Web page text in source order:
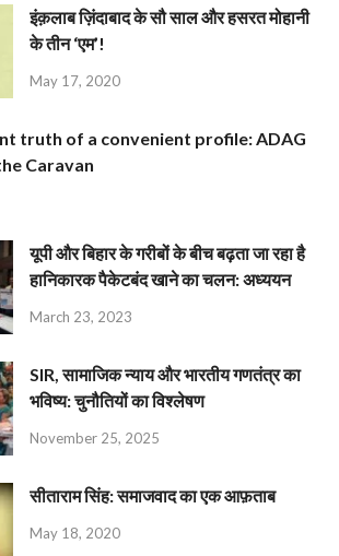
इंक़लाब ज़िंदाबाद के सौ साल और हसरत मोहानी
के तीन ‘एम’!
May 17, 2020
truth of a convenient profile: ADAG
Caravan
यूपी और बिहार के गरीबों के बीच बढ़ता जा रहा है
हानिकारक पैकेटबंद खाने का चलन: अध्ययन
March 23, 2023
SIR, सामाजिक न्याय और भारतीय गणतंत्र का
भविष्य: चुनौतियों का विश्लेषण
November 25, 2025
सीताराम सिंह: समाजवाद का एक आफ़ताब
May 18, 2020